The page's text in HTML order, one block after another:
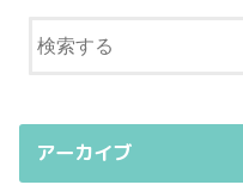
アーカイブ